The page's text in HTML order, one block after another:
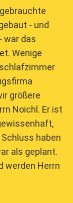
- und
war das
Wenige
größere
Noichl. Er ist
haben
als geplant.
werden Herrn